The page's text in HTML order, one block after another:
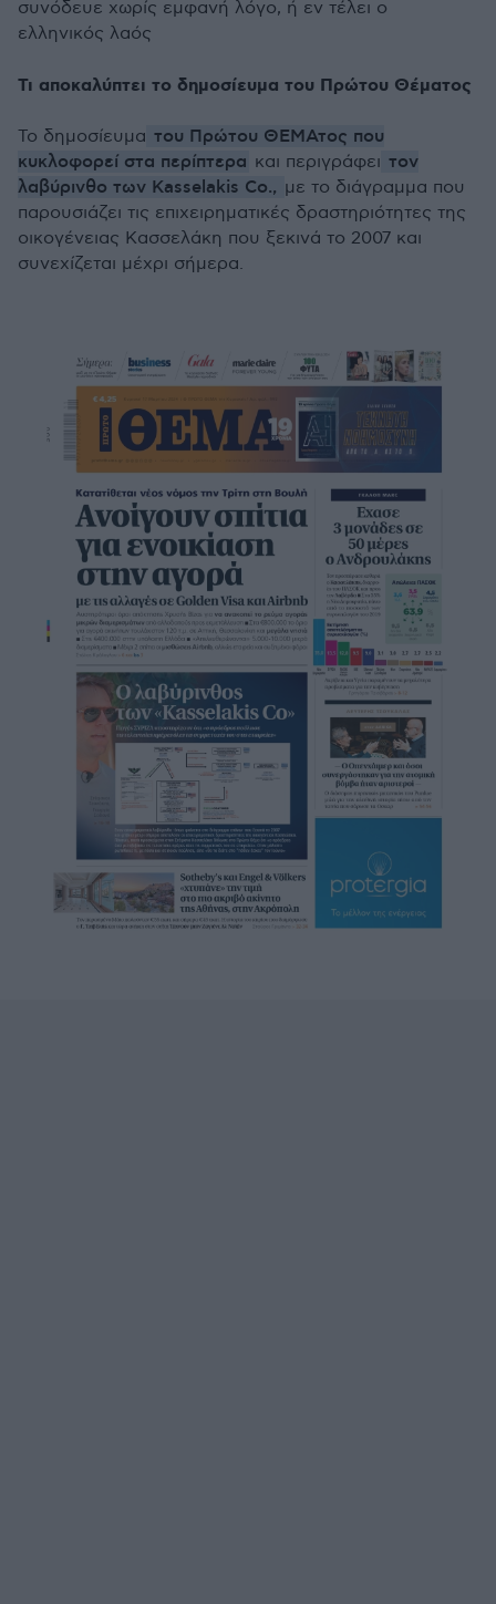
συνόδευε χωρίς εμφανή λόγο, ή εν τέλει ο
ελληνικός λαός
Τι αποκαλύπτει το δημοσίευμα του Πρώτου Θέματος
Το δημοσίευμα του Πρώτου ΘΕΜΑτος που
κυκλοφορεί στα περίπτερα και περιγράφει τον
λαβύρινθο των Kasselakis Co., με το διάγραμμα που
παρουσιάζει τις επιχειρηματικές δραστηριότητες της
οικογένειας Κασσελάκη που ξεκινά το 2007 και
συνεχίζεται μέχρι σήμερα.